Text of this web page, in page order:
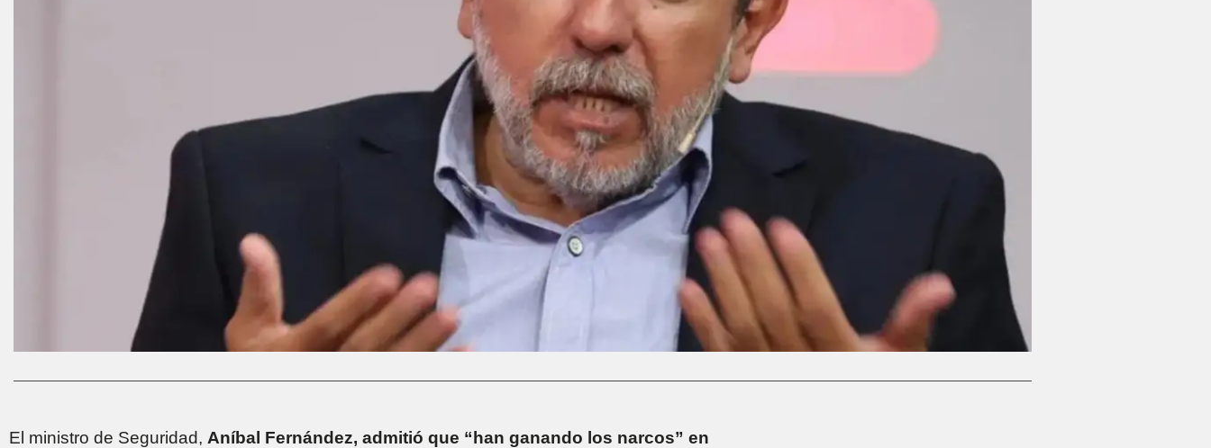
El ministro de Seguridad, Aníbal Fernández, admitió que “han ganando los narcos” en